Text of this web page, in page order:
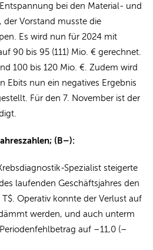
bei den Material- und
der Vorstand musste die
Es wird nun für 2024 mit
90 bis 95 (111) Mio. € gerechnet.
100 bis 120 Mio. €. Zudem wird
Ebits nun ein negatives Ergebnis
Für den 7. November ist der
(B–):
Spezialist steigerte
laufenden Geschäftsjahres den
Operativ konnte der Verlust auf
werden, und auch unterm
auf –11,0 (–